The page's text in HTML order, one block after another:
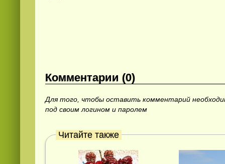
Комментарии (0)
Для того, чтобы оставить комментарий
под своим логином и паролем
Читайте также